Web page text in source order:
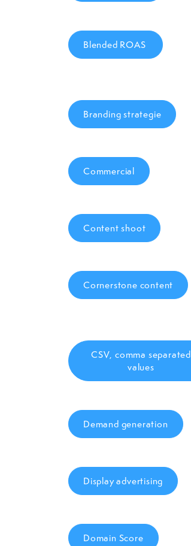
Blended ROAS
Branding strategie
Commercial
Content shoot
Cornerstone content
CSV, comma separated
values
Demand generation
Display advertising
Domain Score